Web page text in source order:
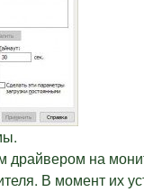
драйвером на
В момент их